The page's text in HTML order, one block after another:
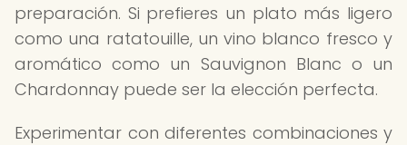
preparación. Si prefieres un plato más ligero
como una ratatouille, un vino blanco fresco y
aromático como un Sauvignon Blanc o un
Chardonnay puede ser la elección perfecta.
Experimentar con diferentes combinaciones y